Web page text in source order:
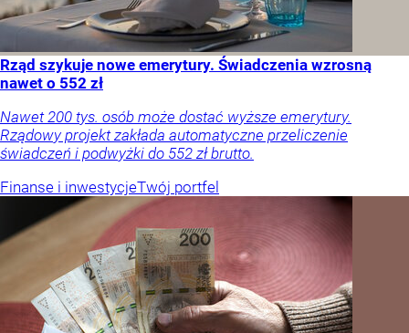
Rząd szykuje nowe emerytury. Świadczenia wzrosną
nawet o 552 zł
Nawet 200 tys. osób może dostać wyższe emerytury.
Rządowy projekt zakłada automatyczne przeliczenie
świadczeń i podwyżki do 552 zł brutto.
Finanse i inwestycjeTwój portfel